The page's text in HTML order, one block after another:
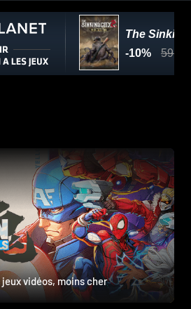
jeux vidéos, moins cher